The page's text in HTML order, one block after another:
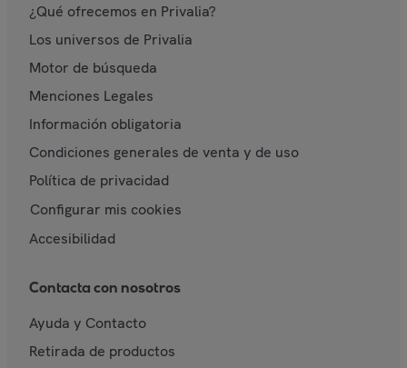
¿Qué ofrecemos en Privalia?
Los universos de Privalia
Motor de búsqueda
Menciones Legales
Información obligatoria
Condiciones generales de venta y de uso
Política de privacidad
Configurar mis cookies
Accesibilidad
Contacta con nosotros
Ayuda y Contacto
Retirada de productos